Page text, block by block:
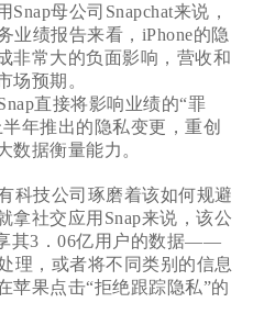
母公司Snapchat来说，
业绩报告来看，iPhone的隐
非常大的负面影响，营收和
场预期。
直接将影响业绩的“罪
年推出的隐私变更，重创
数据衡量能力。
科技公司琢磨着该如何规避
拿社交应用Snap来说，该公
其3．06亿用户的数据——
理，或者将不同类别的信息
苹果点击“拒绝跟踪隐私”的